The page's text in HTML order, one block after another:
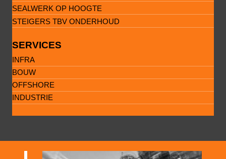
SEALWERK OP HOOGTE
STEIGERS TBV ONDERHOUD
SERVICES
INFRA
BOUW
OFFSHORE
INDUSTRIE